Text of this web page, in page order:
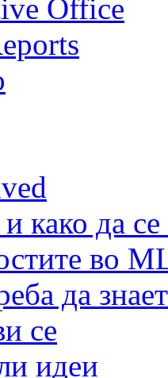
Office
како да
во
да
се
идеи